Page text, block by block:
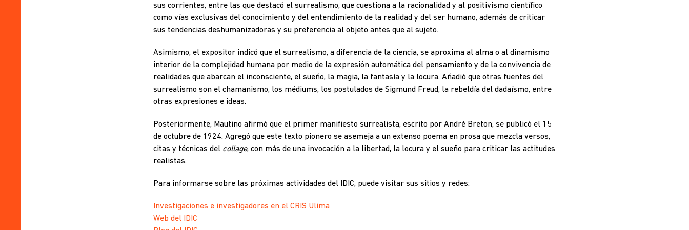
sus corrientes, entre las que destacó el surrealismo, que cuestiona a la racionalidad y al positivismo científico
como vías exclusivas del conocimiento y del entendimiento de la realidad y del ser humano, además de criticar
sus tendencias deshumanizadoras y su preferencia al objeto antes que al sujeto.
Asimismo, el expositor indicó que el surrealismo, a diferencia de la ciencia, se aproxima al alma o al dinamismo
interior de la complejidad humana por medio de la expresión automática del pensamiento y de la convivencia de
realidades que abarcan el inconsciente, el sueño, la magia, la fantasía y la locura. Añadió que otras fuentes del
surrealismo son el chamanismo, los médiums, los postulados de Sigmund Freud, la rebeldía del dadaísmo, entre
otras expresiones e ideas.
Posteriormente, Mautino afirmó que el primer manifiesto surrealista, escrito por André Breton, se publicó el 15
de octubre de 1924. Agregó que este texto pionero se asemeja a un extenso poema en prosa que mezcla versos,
citas y técnicas del collage, con más de una invocación a la libertad, la locura y el sueño para criticar las actitudes
realistas.
Para informarse sobre las próximas actividades del IDIC, puede visitar sus sitios y redes:
Investigaciones e investigadores en el CRIS Ulima
Web del IDIC